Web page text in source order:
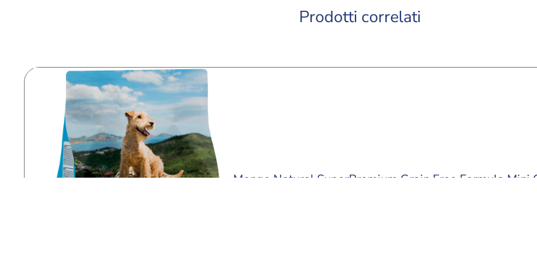
Prodotti correlati
Monge Natural SuperPremium Grain Free Formula Mini